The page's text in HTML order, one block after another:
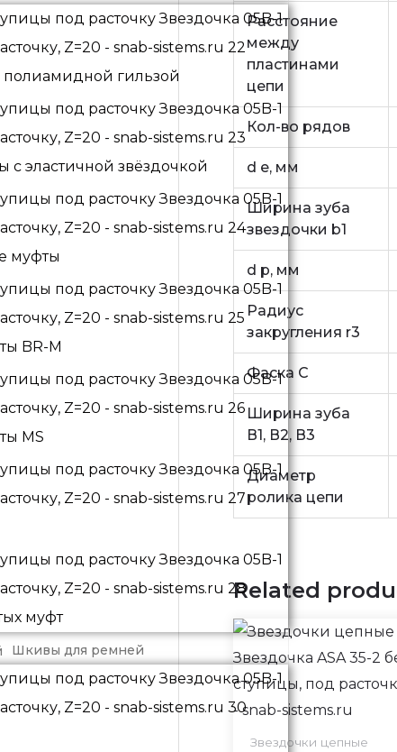
полиамидной гильзой
с эластичной звёздочкой
муфты
BR-M
MS
муфт
Шкивы для ремней
Расстояние
между
пластинами
цепи
Кол-во рядов
d e, мм
Ширина зуба
звездочки b1
d p, мм
Радиус
закругления r3
Фаска C
Ширина зуба
В1, В2, В3
Диаметр
ролика цепи
Related
Звездочки цепные